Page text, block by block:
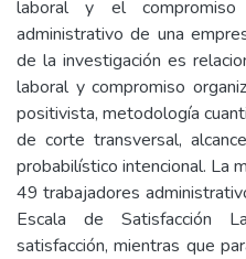
laboral y el compromiso
administrativo de una
de la investigación es
laboral y compromiso
positivista, metodología
de corte transversal,
probabilístico intencional. La
49 trabajadores
Escala de Satisfacción
satisfacción, mientras que